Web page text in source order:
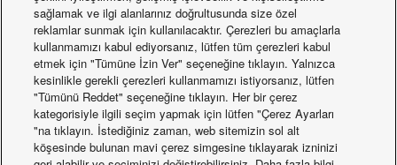
Kurulum Veri Aralığı: Aquarea Monoblok
Ürün: Yüksek Performans
Miktar: 1
Aksesuar Yelpazesi: Aquarea
sağlamak ve ilgi alanlarınız doğrultusunda size özel
reklamlar sunmak için kullanılacaktır. Çerezleri bu amaçlarla
kullanmamızı kabul ediyorsanız, lütfen tüm çerezleri kabul
etmek için "Tümüne İzin Ver" seçeneğine tıklayın. Yalnızca
kesinlikle gerekli çerezleri kullanmamızı istiyorsanız, lütfen
"Tümünü Reddet" seçeneğine tıklayın. Her bir çerez
kategorisiyle ilgili seçim yapmak için lütfen "Çerez Ayarları
"na tıklayın. İstediğiniz zaman, web sitemizin sol alt
köşesinde bulunan mavi çerez simgesine tıklayarak izninizi